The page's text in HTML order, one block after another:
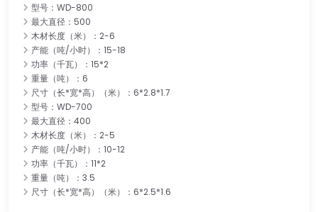
型号：WD-800
最大直径：500
木材长度（米）：2-6
产能（吨/小时）：15-18
功率（千瓦）：15*2
重量（吨）：6
尺寸（长*宽*高）（米）：6*2.8*1.7
型号：WD-700
最大直径：400
木材长度（米）：2-5
产能（吨/小时）：10-12
功率（千瓦）：11*2
重量（吨）：3.5
尺寸（长*宽*高）（米）：6*2.5*1.6